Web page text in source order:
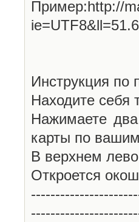
Пример:http://
Инструкция по
Находите себя
Нажимаете
карты по
В верхнем
Откроется